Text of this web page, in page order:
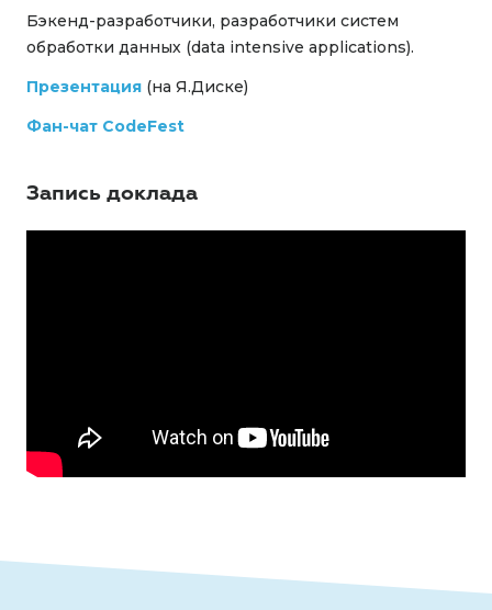
Бэкенд-разработчики, разработчики систем
обработки данных (data intensive applications).
Презентация (на Я.Диске)
Фан-чат CodeFest
Запись доклада